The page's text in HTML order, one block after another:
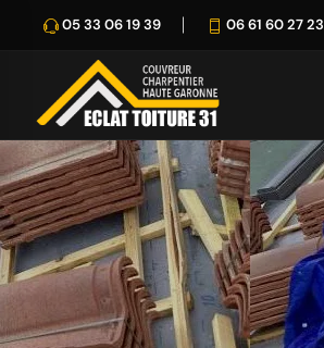
05 33 06 19 39 06 61 60 27 23